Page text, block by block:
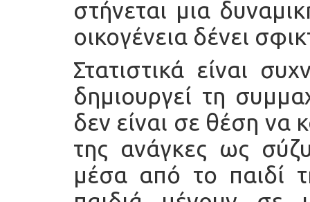
στήνεται μια
οικογένεια δένει
Στατιστικά είναι
δημιουργεί τη
δεν είναι σε θέση να
της ανάγκες ως
μέσα από το παιδί